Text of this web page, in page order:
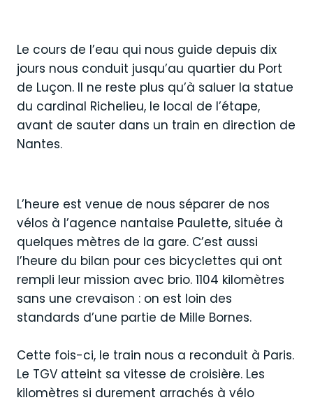
Le cours de l’eau qui nous guide depuis dix
jours nous conduit jusqu’au quartier du Port
de Luçon. Il ne reste plus qu’à saluer la statue
du cardinal Richelieu, le local de l’étape,
avant de sauter dans un train en direction de
Nantes.
L’heure est venue de nous séparer de nos
vélos à l’agence nantaise Paulette, située à
quelques mètres de la gare. C’est aussi
l’heure du bilan pour ces bicyclettes qui ont
rempli leur mission avec brio. 1104 kilomètres
sans une crevaison : on est loin des
standards d’une partie de Mille Bornes.
Cette fois-ci, le train nous a reconduit à Paris.
Le TGV atteint sa vitesse de croisière. Les
kilomètres si durement arrachés à vélo